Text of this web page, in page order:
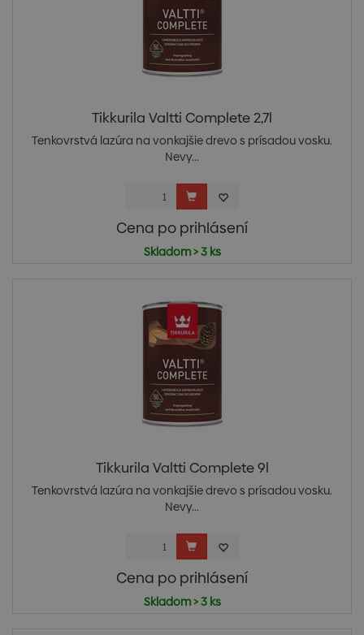
Tikkurila Valtti Complete 2,7l
Tenkovrstvá lazúra na vonkajšie drevo s prísadou vosku.
Nevy...
Cena po prihlásení
Skladom > 3 ks
Tikkurila Valtti Complete 9l
Tenkovrstvá lazúra na vonkajšie drevo s prísadou vosku.
Nevy...
Cena po prihlásení
Skladom > 3 ks